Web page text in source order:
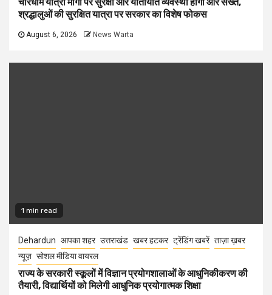
श्रद्धालुओं की सुरक्षित यात्रा पर सरकार का विशेष फोकस
August 6, 2026 News Warta
1 min read
Dehardun आपका शहर उत्तराखंड खबर हटकर ट्रेंडिंग खबरें ताज़ा ख़बर
न्यूज़ सोशल मीडिया वायरल
राज्य के सरकारी स्कूलों में विज्ञान प्रयोगशालाओं के आधुनिकीकरण की
तैयारी, विद्यार्थियों को मिलेगी आधुनिक प्रयोगात्मक शिक्षा